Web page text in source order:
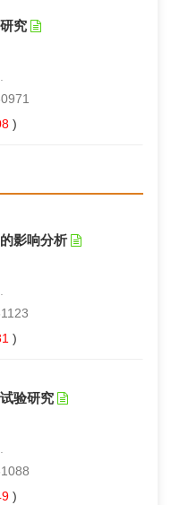
究
)
影响分析
)
验研究
)